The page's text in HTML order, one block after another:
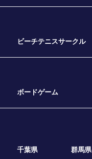
ビーチテニスサークル
ボードゲーム
千葉県 群馬県